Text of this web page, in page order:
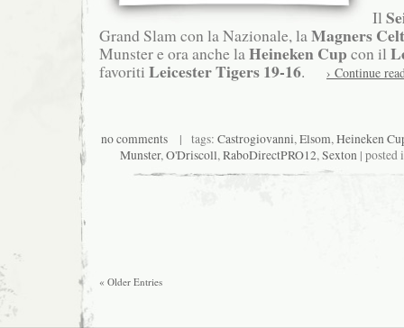
Il
Grand Slam con la Nazionale, la Magners
Munster e ora anche la Heineken Cup con il
favoriti Leicester Tigers19-16. › Continue
no comments| tags: Castrogiovanni,Elsom,Heineken
Munster,O'Driscoll,RaboDirectPRO12,Sexton | posted
« Older Entries